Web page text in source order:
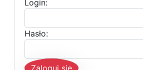
Login:
Hasło:
Zaloguj się